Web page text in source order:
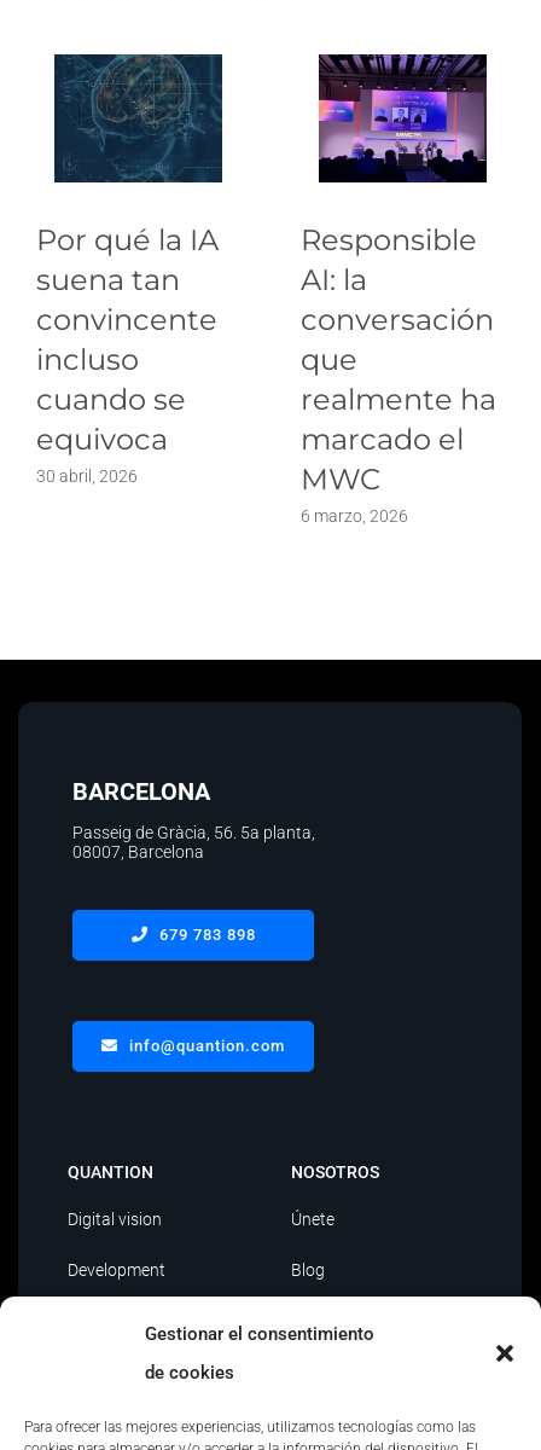
Gestionar el consentimiento
de cookies
Para ofrecer las mejores experiencias, utilizamos tecnologías como las
Por qué la IA
suena tan
convincente
incluso
cuando se
equivoca
30 abril, 2026
Responsible
AI: la
conversación
que
realmente ha
marcado el
MWC
6 marzo, 2026
BARCELONA
Passeig de Gràcia, 56. 5a planta
08007, Barcelona
679 783 898
info@quantion.com
QUANTION
Digital vision
Development
Outsourcing IT
NOSOTROS
Únete
Blog